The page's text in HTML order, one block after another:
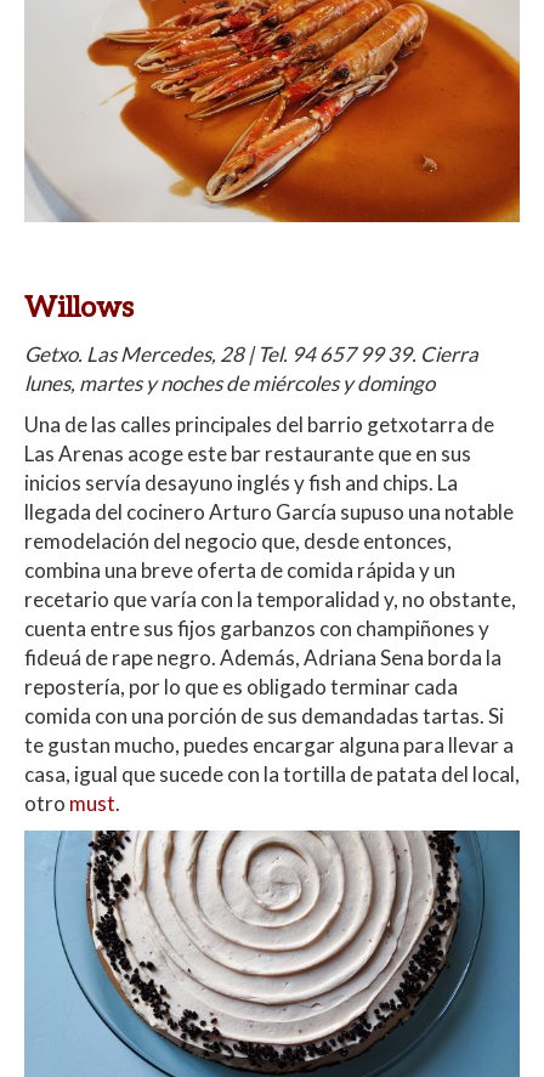
Willows
Getxo. Las Mercedes, 28 | Tel. 94 657 99 39. Cierra
lunes, martes y noches de miércoles y domingo
Una de las calles principales del barrio getxotarra de
Las Arenas acoge este bar restaurante que en sus
inicios servía desayuno inglés y fish and chips. La
llegada del cocinero Arturo García supuso una notable
remodelación del negocio que, desde entonces,
combina una breve oferta de comida rápida y un
recetario que varía con la temporalidad y, no obstante,
cuenta entre sus fijos garbanzos con champiñones y
fideuá de rape negro. Además, Adriana Sena borda la
repostería, por lo que es obligado terminar cada
comida con una porción de sus demandadas tartas. Si
te gustan mucho, puedes encargar alguna para llevar a
casa, igual que sucede con la tortilla de patata del local,
otro must.